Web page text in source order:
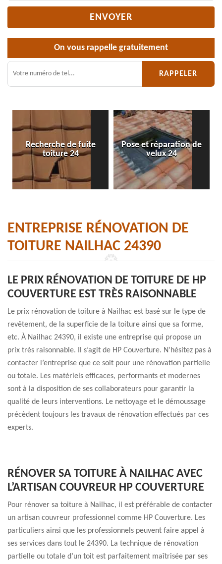
On vous rappelle gratuitement
Recherche de fuite
toiture 24
Pose et réparation de
velux 24
ENTREPRISE RÉNOVATION DE
TOITURE NAILHAC 24390
LE PRIX RÉNOVATION DE TOITURE DE HP
COUVERTURE EST TRÈS RAISONNABLE
Le prix rénovation de toiture à Nailhac est basé sur le type de
revêtement, de la superficie de la toiture ainsi que sa forme,
etc. À Nailhac 24390, il existe une entreprise qui propose un
prix très raisonnable. Il s’agit de HP Couverture. N’hésitez pas à
contacter l’entreprise que ce soit pour une rénovation partielle
ou totale. Les matériels efficaces, performants et modernes
sont à la disposition de ses collaborateurs pour garantir la
qualité de leurs interventions. Le nettoyage et le démoussage
précèdent toujours les travaux de rénovation effectués par ces
experts.
RÉNOVER SA TOITURE À NAILHAC AVEC
L’ARTISAN COUVREUR HP COUVERTURE
Pour rénover sa toiture à Nailhac, il est préférable de contacter
un artisan couvreur professionnel comme HP Couverture. Les
particuliers ainsi que les professionnels peuvent faire appel à
ses services dans tout le 24390. La technique de rénovation
partielle ou totale d’un toit est parfaitement maîtrisée par ses